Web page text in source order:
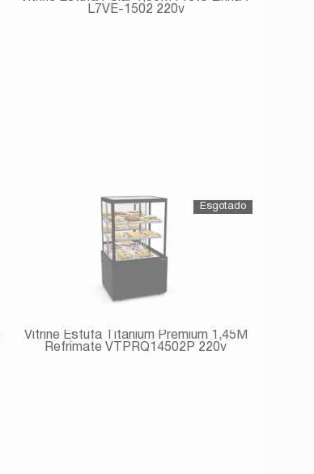
L7VE-1502 220v
Vitrine Estufa Titanium Premium 1,45M
Refrimate VTPRQ14502P 220v